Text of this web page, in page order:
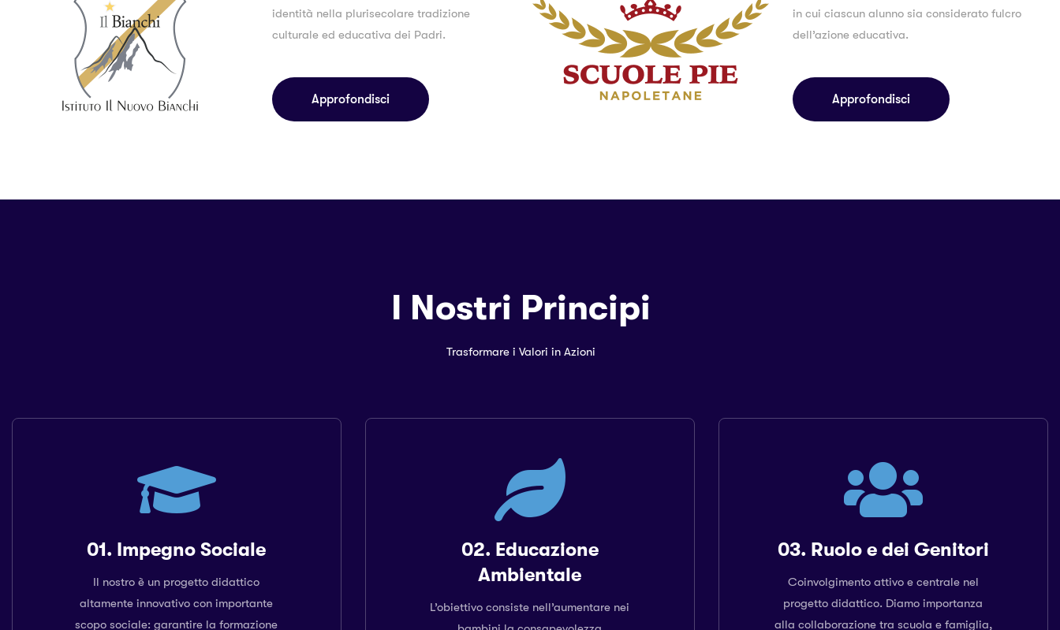
identità nella plurisecolare tradizione
culturale ed educativa dei Padri.
Approfondisci
in cui ciascun alunno sia considerato fulcro
dell’azione educativa.
Approfondisci
I Nostri Principi
Trasformare i Valori in Azioni
01. Impegno Sociale
Il nostro è un progetto didattico
altamente innovativo con importante
scopo sociale: garantire la formazione
02. Educazione
Ambientale
L’obiettivo consiste nell’aumentare nei
03. Ruolo e dei Genitori
Coinvolgimento attivo e centrale nel
progetto didattico. Diamo importanza
alla collaborazione tra scuola e famiglia,